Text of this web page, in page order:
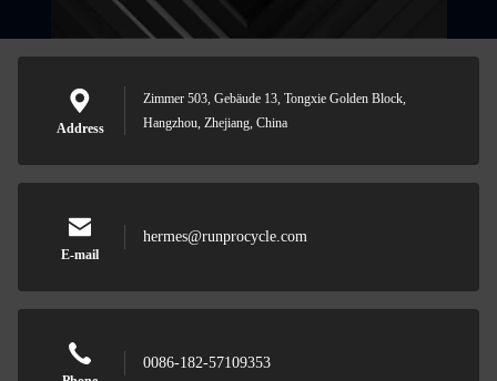
Address
Zimmer 503, Gebäude 13, Tongxie Golden Block,
Hangzhou, Zhejiang, China
E-mail
hermes@runprocycle.com
0086-182-57109353